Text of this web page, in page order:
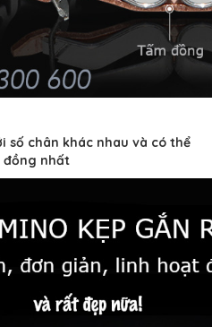
số chân khác nhau và có thể
đồng nhất